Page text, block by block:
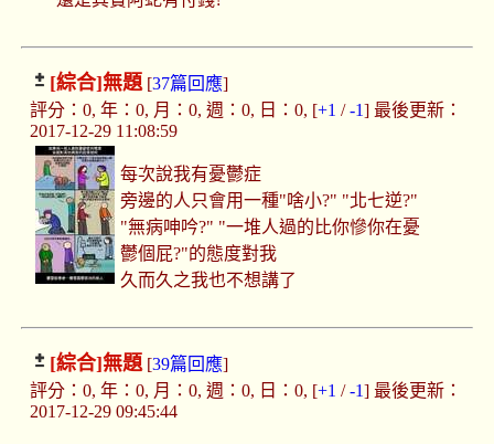
[綜合]無題[37篇回應]
評分：0, 年：0, 月：0, 週：0, 日：0, [+1 /-1] 最後更新：
2017-12-29 11:08:59
每次說我有憂鬱症
旁邊的人只會用一種"啥小?" "北七逆?"
"無病呻吟?" "一堆人過的比你慘你在憂
鬱個屁?"的態度對我
久而久之我也不想講了
[綜合]無題[39篇回應]
評分：0, 年：0, 月：0, 週：0, 日：0, [+1 /-1] 最後更新：
2017-12-29 09:45:44